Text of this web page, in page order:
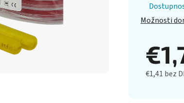
Možnosti
€1,41 bez